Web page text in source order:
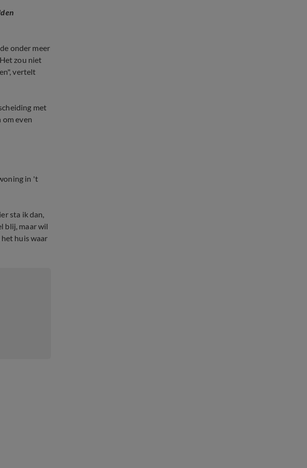
onder meer
zou niet
vertelt
met
om even
in 't
sta ik dan,
blij, maar wil
huis waar